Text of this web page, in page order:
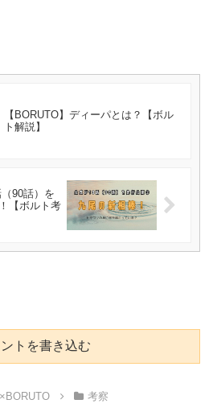
【BORUTO】ディーパとは？【ボル
ト解説】
（90話）を
【ボルト考
トを書き込む
考察